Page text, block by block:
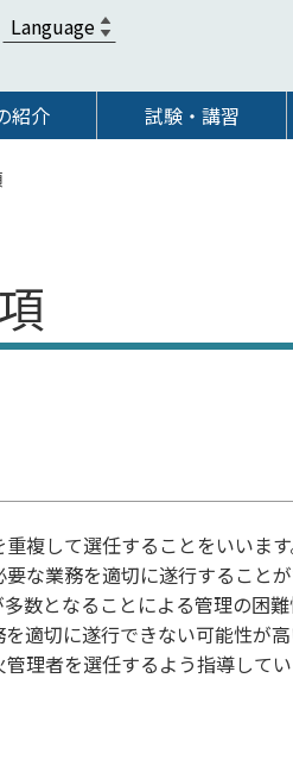
紹介 試験・講習
複して選任することをいいま
な業務を適切に遂行すること
数となることによる管理の困
適切に遂行できない可能性が
理者を選任するよう指導してい